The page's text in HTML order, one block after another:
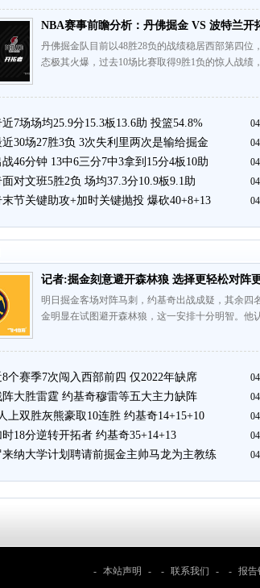
NBA赛事前瞻分析：丹佛掘金 VS 波特兰开
丹佛掘金队目前以48胜28负的战绩稳居西部第四
态极其火爆，过去10场比赛取得9胜1负的惊人战
7场场均25.9分15.3板13.6助 投篮54.8%
30场27胜3负 3次失利里两次是输给掘金
46分钟 13中6三分7中3拿到15分4板10助
对文班5胜2负 场均37.3分10.9板9.1助
节关键助攻+加时关键抛投 爆砍40+8+13
记者:掘金刻意避开森林狼 选择更轻松对阵
明日掘金客场对阵马刺，约基奇出战成疑，其余四
金明显在试图避开森林狼，这一安排十分明智。
个赛季7次闯入西部前四 仅2022年缺席
大胜雷霆 约基奇穆雷等五大主力缺阵
上双胜灰熊豪取10连胜 约基奇14+15+10
18分逆转开拓者 约基奇35+14+13
纳大学计划聘请前掘金主帅马龙为主教练
- 本站声明 - - 联系我们 - - 报告